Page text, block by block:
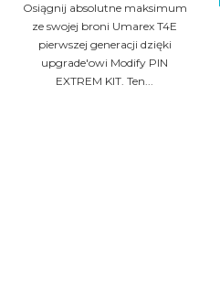
Osiągnij absolutne maksimum
ze swojej broni Umarex T4E
pierwszej generacji dzięki
upgrade'owi Modify PIN
EXTREM KIT. Ten...